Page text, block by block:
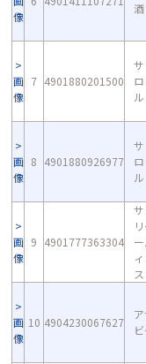
像
酒
画
像
7 4901880201500
ル
画
像
8 4901880926977
ル
画
像
9 4901777363304
ス
画
像
10 4904230067627